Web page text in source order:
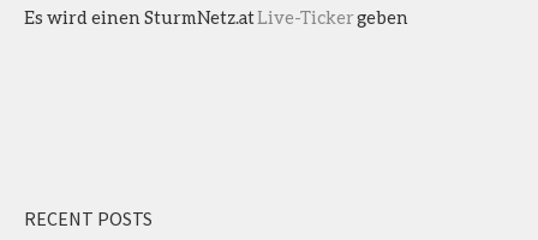
Es wird einen SturmNetz.atLive-Tickergeben
RECENT POSTS